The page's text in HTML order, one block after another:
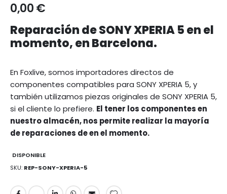
0,00 €
Reparación de SONY XPERIA 5 en el
momento, en Barcelona.
En Foxlive, somos importadores directos de
componentes compatibles para SONY XPERIA 5, y
también utilizamos piezas originales de SONY XPERIA 5,
si el cliente lo prefiere. El tener los componentes en
nuestro almacén, nos permite realizar la mayoría
de reparaciones de en el momento.
DISPONIBLE
SKU REP-SONY-XPERIA-5